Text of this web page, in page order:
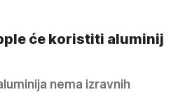
će koristiti aluminij
nema izravnih